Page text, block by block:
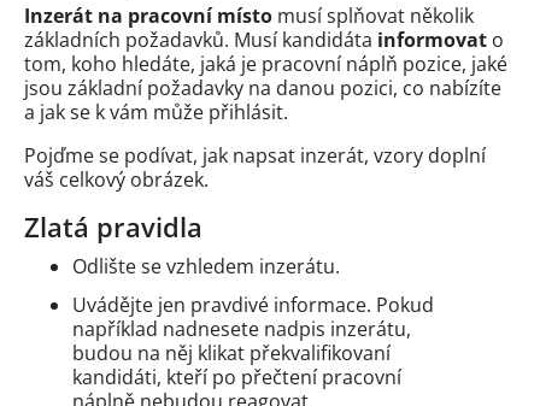
Inzerát na pracovní místo musí splňovat několik
základních požadavků. Musí kandidáta informovat o
tom, koho hledáte, jaká je pracovní náplň pozice, jaké
jsou základní požadavky na danou pozici, co nabízíte
a jak se k vám může přihlásit.
Pojďme se podívat, jak napsat inzerát, vzory doplní
váš celkový obrázek.
Zlatá pravidla
Odlište se vzhledem inzerátu.
Uvádějte jen pravdivé informace. Pokud
například nadnesete nadpis inzerátu,
budou na něj klikat překvalifikovaní
kandidáti, kteří po přečtení pracovní
náplně nebudou reagovat.